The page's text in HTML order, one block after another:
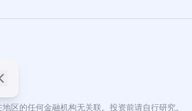
的任何金融机构无关联。投资前请自行研究。